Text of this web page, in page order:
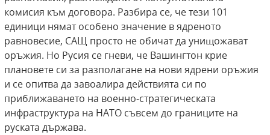
комисия към договора. Разбира се, че тези 101
единици нямат особено значение в ядреното
равновесие, САЩ просто не обичат да унищожават
оръжия. Но Русия се гневи, че Вашингтон крие
плановете си за разполагане на нови ядрени оръжия
и се опитва да завоалира действията си по
приближаването на военно-стратегическата
инфраструктура на НАТО съвсем до границите на
руската държава.